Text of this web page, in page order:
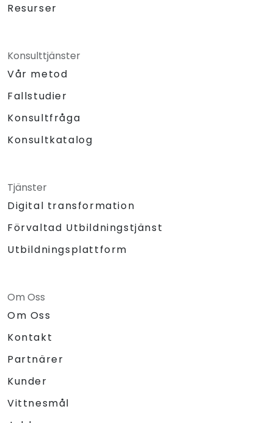
Resurser
Konsulttjänster
Vår metod
Fallstudier
Konsultfråga
Konsultkatalog
Tjänster
Digital transformation
Förvaltad Utbildningstjänst
Utbildningsplattform
Om Oss
Om Oss
Kontakt
Partnärer
Kunder
Vittnesmål